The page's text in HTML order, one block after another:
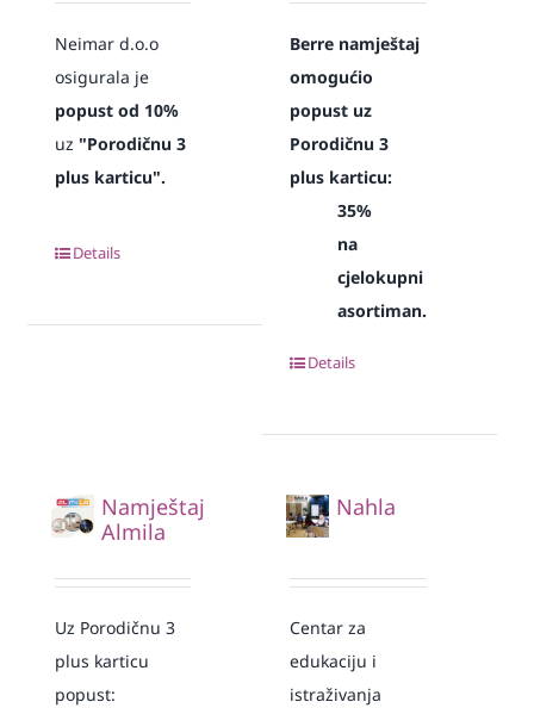
Neimar d.o.o
osigurala je
popust od 10%
uz "Porodičnu 3
plus karticu".
Details
Berre namještaj
omogućio
popust uz
Porodičnu 3
plus karticu:
35%
na
cjelokupni
asortiman.
Details
Namještaj
Almila
Uz Porodičnu 3
plus karticu
popust:
Nahla
Centar za
edukaciju i
istraživanja